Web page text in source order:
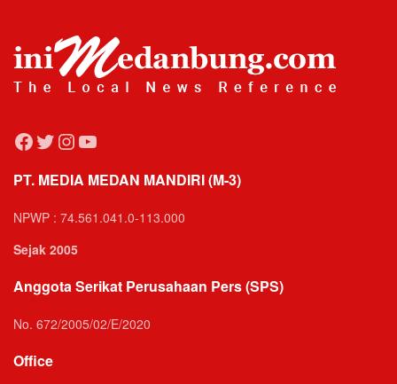
Facebook
Twitter
Instagram
YouTube
PT. MEDIA MEDAN MANDIRI (M-3)
NPWP : 74.561.041.0-113.000
Sejak 2005
Anggota Serikat Perusahaan Pers (SPS)
No. 672/2005/02/E/2020
Office